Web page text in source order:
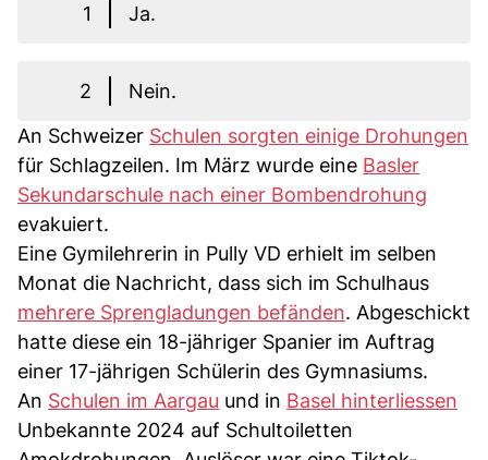
1 Ja.
2
Nein.
An Schweizer Schulen sorgten einige Drohungen
für Schlagzeilen. Im März wurde eine Basler
Sekundarschule nach einer Bombendrohung
evakuiert.
Eine Gymilehrerin in Pully VD erhielt im selben
Monat die Nachricht, dass sich im Schulhaus
mehrere Sprengladungen befänden. Abgeschickt
hatte diese ein 18-jähriger Spanier im Auftrag
einer 17-jährigen Schülerin des Gymnasiums.
An Schulen im Aargau und in Basel hinterliessen
Unbekannte 2024 auf Schultoiletten